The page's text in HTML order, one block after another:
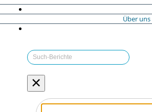
Über uns
×